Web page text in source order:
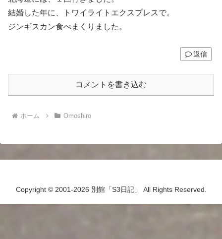
結婚した年に、トワイライトエクスプレスで。
ジンギスカン食べまくりました。
返信
コメントを書き込む
ホーム Omoshiro
Copyright © 2001-2026 別館「S3日記」 All Rights Reserved.